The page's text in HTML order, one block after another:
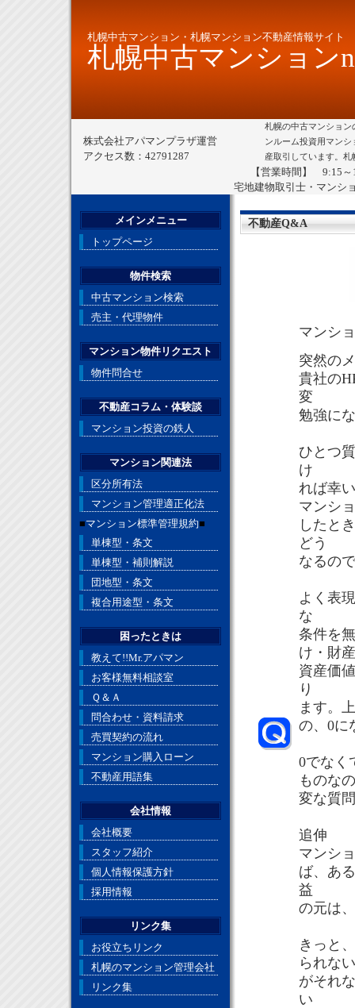
札幌中古マンション・札幌マンション不動産情報サイト
札幌中古マンション
株式会社アパマンプラザ運営
アクセス数：42791287
札幌の中古マンショ
ンルーム投資用マン
産取引しています。
【営業時間】 9:15
宅地建物取引士・マンシ
不動産Q&A
マンシ
突然の
貴社の
変
勉強に
ひとつ
け
れば幸
マンシ
したと
どう
なるの
よく表
な
条件を
け・財
資産価
り
ます。
の、0に
0でなく
ものな
変な質
追伸
マンシ
ば、あ
益
の元は
きっと
られな
がそれ
い
メインメニュー
トップページ
物件検索
中古マンション検索
売主・代理物件
マンション物件リクエスト
物件問合せ
不動産コラム・体験談
マンション投資の鉄人
マンション関連法
区分所有法
マンション管理適正化法
■マンション標準管理規約■
単棟型・条文
単棟型・補則解説
団地型・条文
複合用途型・条文
困ったときは
教えて!!Mr.アパマン
お客様無料相談室
Ｑ＆Ａ
問合わせ・資料請求
売買契約の流れ
マンション購入ローン
不動産用語集
会社情報
会社概要
スタッフ紹介
個人情報保護方針
採用情報
リンク集
お役立ちリンク
札幌のマンション管理会社
リンク集